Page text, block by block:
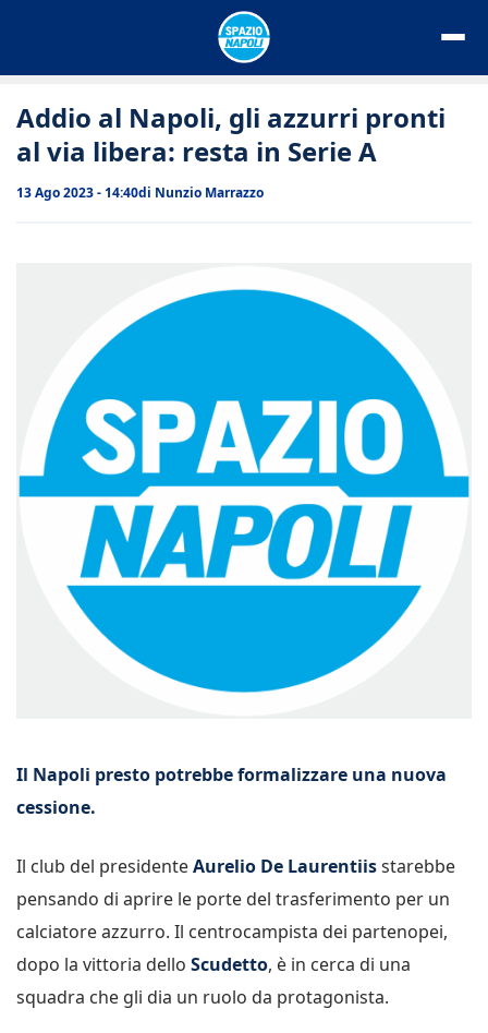
Addio al Napoli, gli azzurri pronti
al via libera: resta in Serie A
13 Ago 2023 - 14:40di Nunzio Marrazzo
Il Napoli presto potrebbe formalizzare una nuova
cessione.
Il club del presidenteAurelio De Laurentiisstarebbe
pensando di aprire le porte del trasferimento per un
calciatore azzurro. Il centrocampista dei partenopei,
dopo la vittoria dello Scudetto, è in cerca di una
squadra che gli dia un ruolo da protagonista.